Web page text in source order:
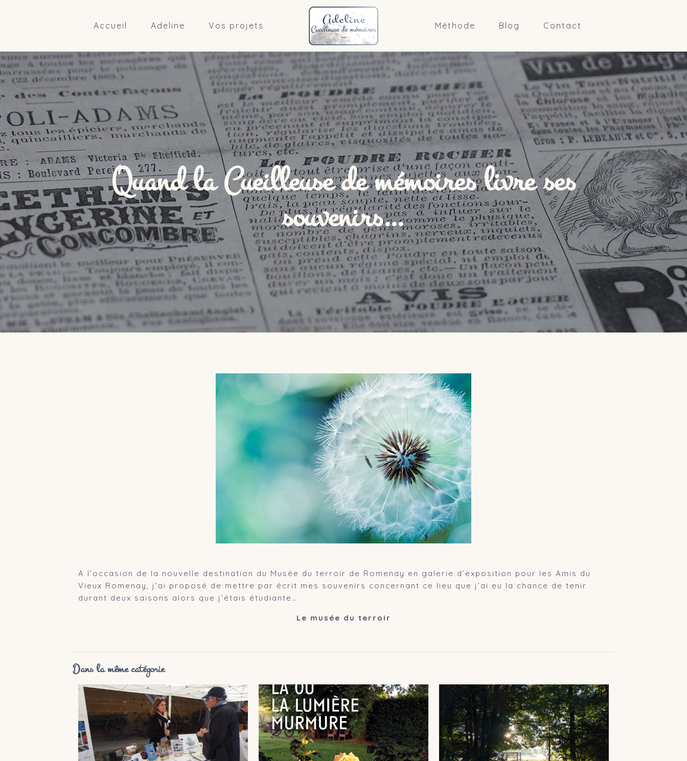
Accueil Adeline Vos projets Méthode Blog Contact
Quand la Cueilleuse de mémoires livre ses
souvenirs…
A l’occasion de la nouvelle destination du Musée du terroir de Romenay en galerie d’exposition pour les Amis du
Vieux Romenay, j’ai proposé de mettre par écrit mes souvenirs concernant ce lieu que j’ai eu la chance de tenir
durant deux saisons alors que j’étais étudiante…
Le musée du terroir
Dans la même catégorie